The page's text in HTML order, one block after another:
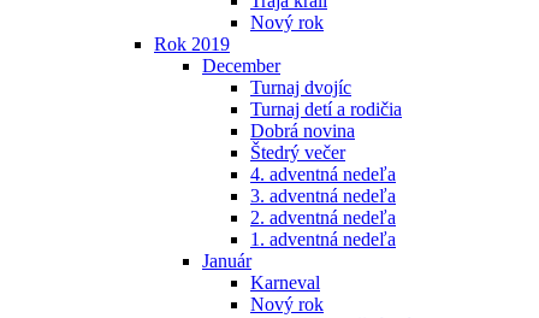
Nový rok
Rok 2019
December
Turnaj dvojíc
Turnaj detí a rodičia
Dobrá novina
Štedrý večer
4. adventná nedeľa
3. adventná nedeľa
2. adventná nedeľa
1. adventná nedeľa
Január
Karneval
Nový rok